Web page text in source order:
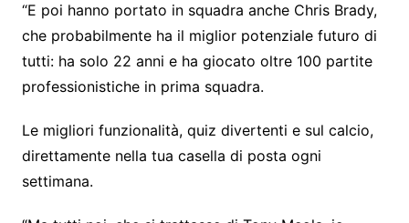
“E poi hanno portato in squadra anche Chris Brady,
che probabilmente ha il miglior potenziale futuro di
tutti: ha solo 22 anni e ha giocato oltre 100 partite
professionistiche in prima squadra.
Le migliori funzionalità, quiz divertenti e sul calcio,
direttamente nella tua casella di posta ogni
settimana.